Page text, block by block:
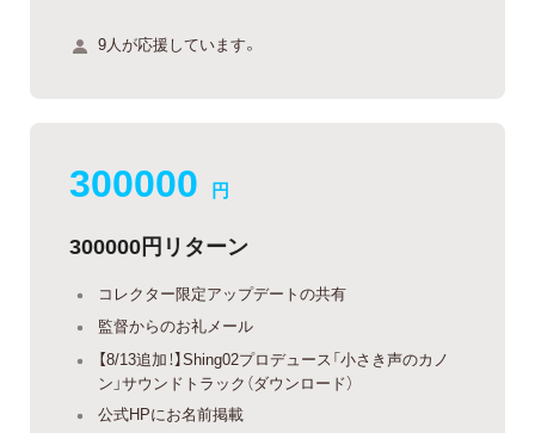
9人が応援しています。
300000 円
300000円リターン
コレクター限定アップデートの共有
監督からのお礼メール
【8/13追加！】Shing02プロデュース「小さき声のカノ
ン」サウンドトラック（ダウンロード）
公式HPにお名前掲載